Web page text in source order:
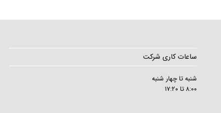
ساعات کاری شرکت
شنبه تا چهار شنبه
۸:۰۰ تا ۱۷:۲۰